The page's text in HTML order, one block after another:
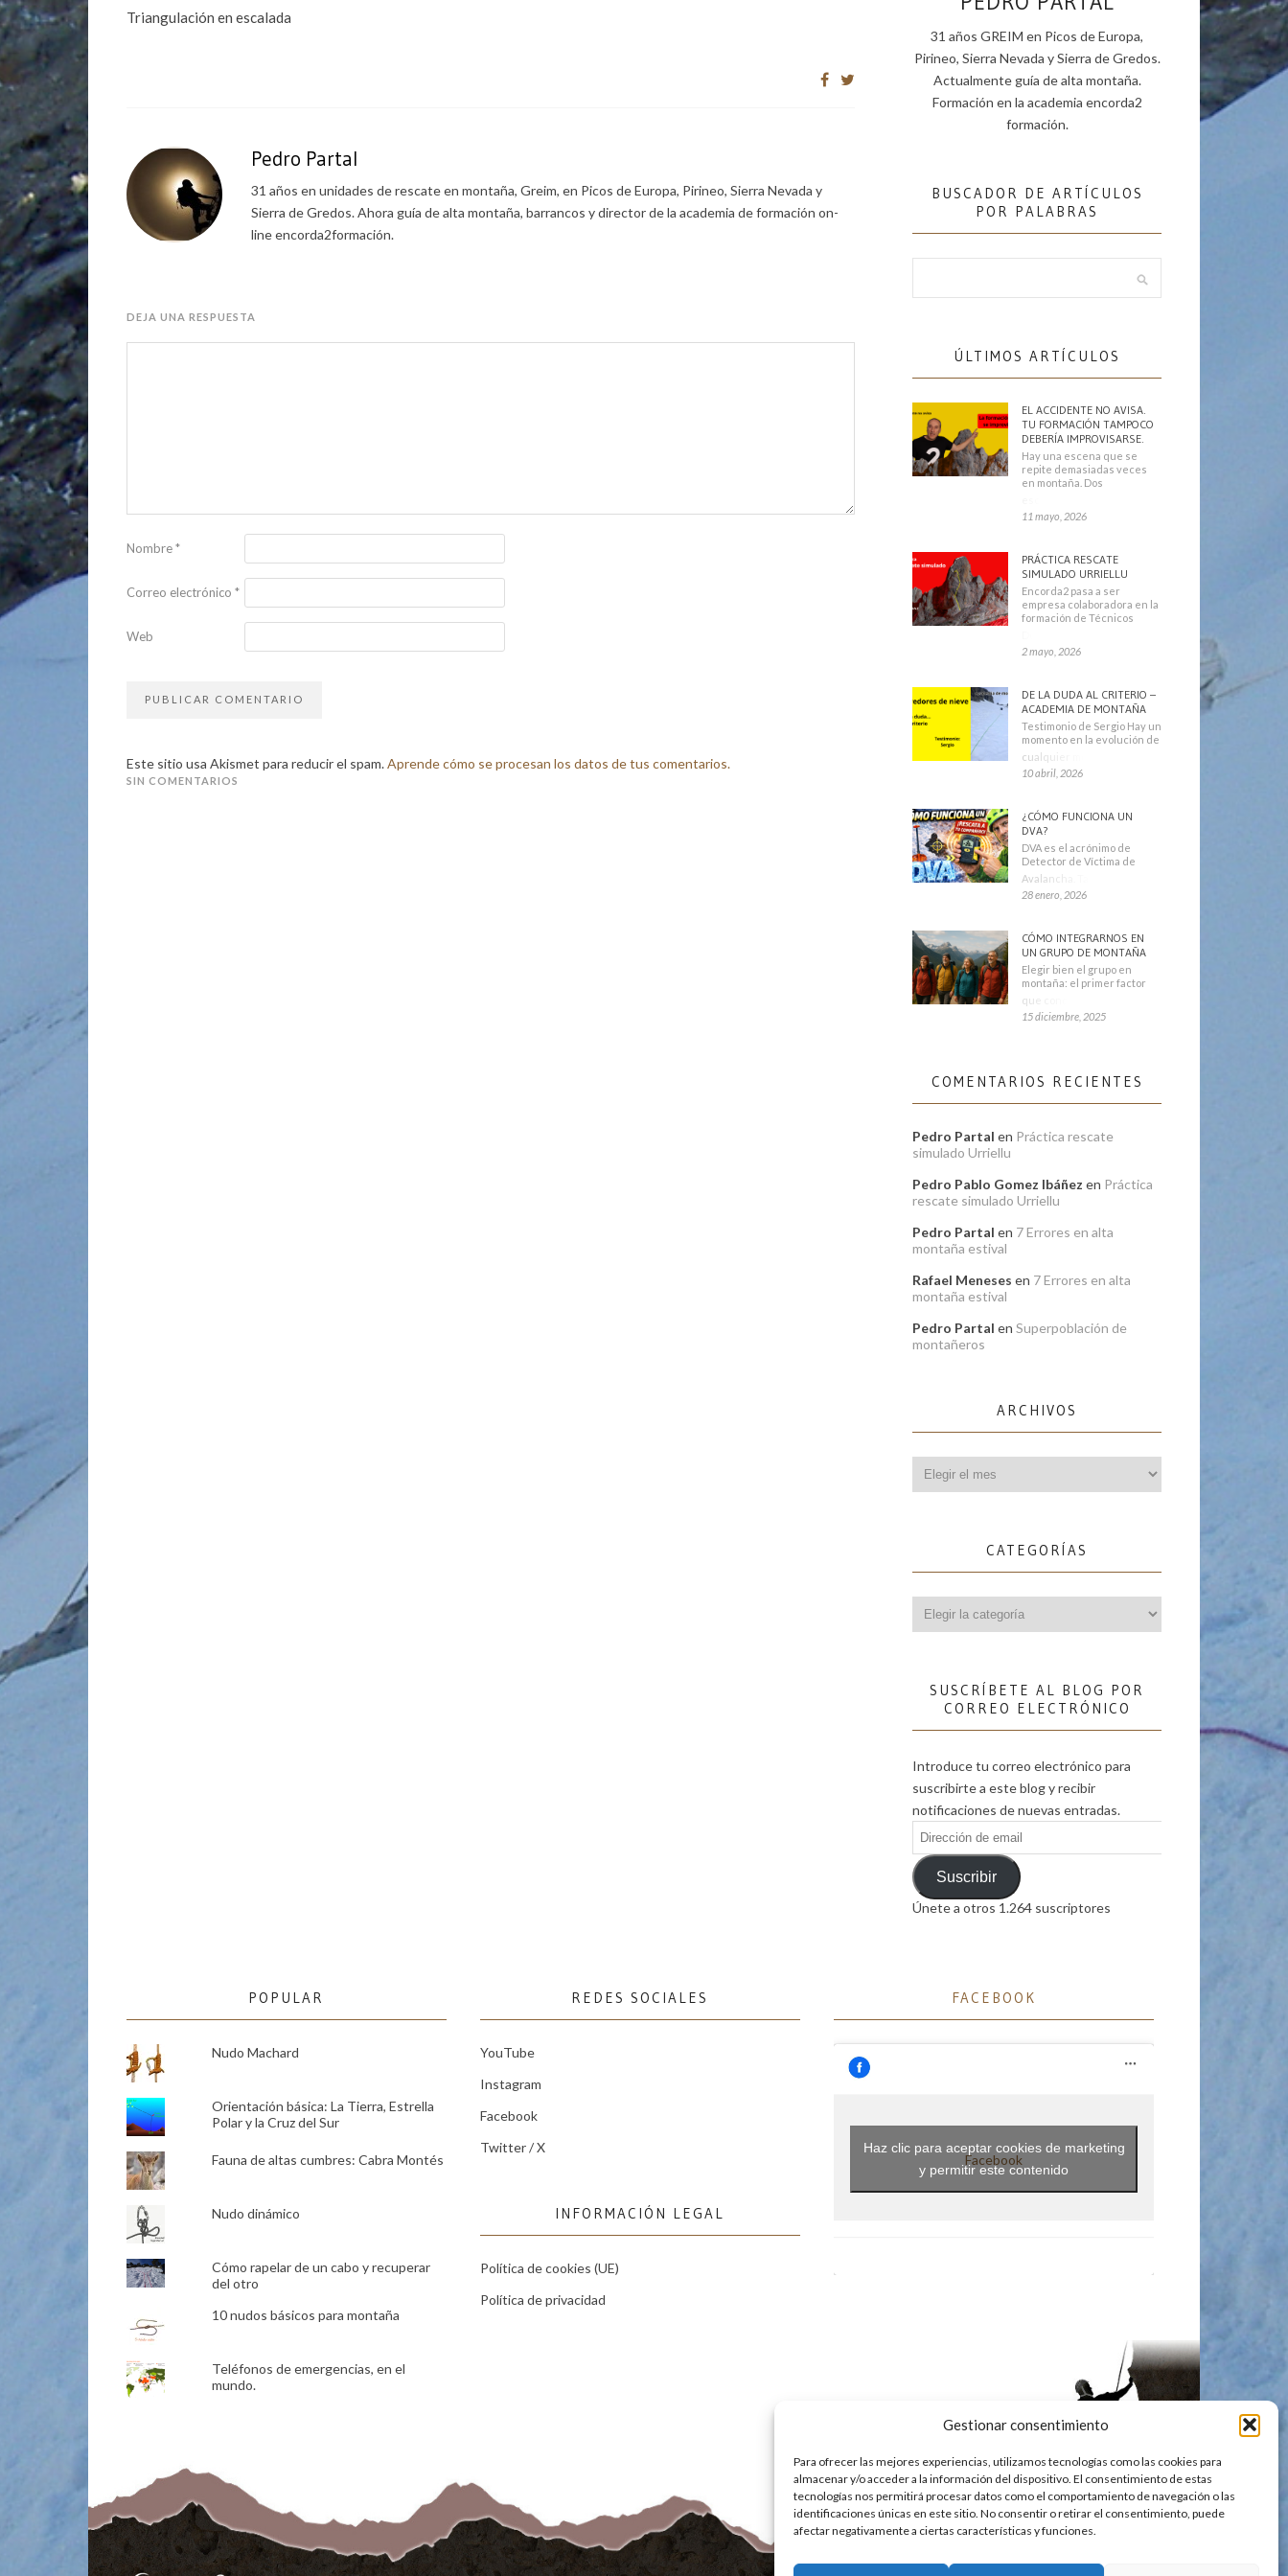
Gestionar consentimiento
Para ofrecer las mejores experiencias, utilizamos tecnologías como las cookies para
almacenar y/o acceder a la información del dispositivo. El consentimiento de estas
tecnologías nos permitirá procesar datos como el comportamiento de navegación o las
identificaciones únicas en este sitio. No consentir o retirar el consentimiento, puede
afectar negativamente a ciertas características y funciones.
Triangulación en escalada
Pedro Partal
31 años en unidades de rescate en montaña, Greim, en Picos de Europa, Pirineo, Sierra Nevada y
Sierra de Gredos. Ahora guía de alta montaña, barrancos y director de la academia de formación on-
line encorda2formación.
DEJA UNA RESPUESTA
Nombre*
Correo electrónico *
Web
Este sitio usa Akismet para reducir el spam.Aprende cómo se procesan los datos de tus comentarios.
SIN COMENTARIOS
31 años GREIM en Picos de Europa,
Pirineo, Sierra Nevada y Sierra de Gredos.
Actualmente guía de alta montaña.
Formación en la academia encorda2
formación.
BUSCADOR DE ARTÍCULOS
POR PALABRAS
ÚLTIMOS ARTÍCULOS
EL ACCIDENTE NO AVISA.
TU FORMACIÓN TAMPOCO
DEBERÍA IMPROVISARSE.
Hay una escena que se
repite demasiadas veces
en montaña. Dos
11 mayo, 2026
PRÁCTICA RESCATE
SIMULADO URRIELLU
Encorda2 pasa a ser
empresa colaboradora en la
formación de Técnicos
2 mayo, 2026
DE LA DUDA AL CRITERIO –
ACADEMIA DE MONTAÑA
Testimonio de Sergio Hay un
momento en la evolución de
cualquier montañero
10 abril, 2026
¿CÓMO FUNCIONA UN
DVA?
DVA es el acrónimo de
Detector de Víctima de
Avalancha. También se
28 enero, 2026
CÓMO INTEGRARNOS EN
UN GRUPO DE MONTAÑA
Elegir bien el grupo en
montaña: el primer factor
que condiciona tu
15 diciembre, 2025
COMENTARIOS RECIENTES
Pedro Partal en Práctica rescate
simulado Urriellu
Pedro Pablo Gomez Ibáñez en Práctica
rescate simulado Urriellu
Pedro Partal en 7 Errores en alta
montaña estival
Rafael Meneses en 7 Errores en alta
montaña estival
Pedro Partal en Superpoblación de
montañeros
ARCHIVOS
CATEGORÍAS
SUSCRÍBETE AL BLOG POR
CORREO ELECTRÓNICO
Introduce tu correo electrónico para
suscribirte a este blog y recibir
notificaciones de nuevas entradas.
Dirección
de
emailSuscribir
Únete a otros 1.264 suscriptores
POPULAR
Nudo Machard
Orientación básica: La Tierra, Estrella
Polar y la Cruz del Sur
Fauna de altas cumbres: Cabra Montés
Nudo dinámico
Cómo rapelar de un cabo y recuperar
del otro
10 nudos básicos para montaña
Teléfonos de emergencias, en el
mundo.
REDES SOCIALES
YouTube
Instagram
Facebook
Twitter / X
INFORMACIÓN LEGAL
Política de cookies (UE)
Política de privacidad
FACEBOOK
Facebook
Haz clic para aceptar cookies de marketing
y permitir este contenido